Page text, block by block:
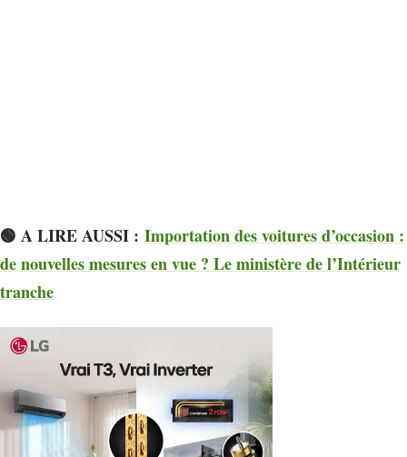
🟢 A LIRE AUSSI : Importation des voitures d’occasion :
de nouvelles mesures en vue ? Le ministère de l’Intérieur
tranche